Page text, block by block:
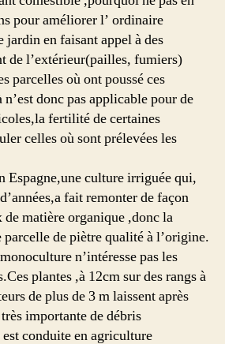
pour améliorer l’ ordinaire
en faisant appel à des
de l’extérieur(pailles, fumiers)
parcelles où ont poussé ces
donc pas applicable pour de
fertilité de certaines
celles où sont prélevées les
Espagne,une culture irriguée qui,
fait remonter de façon
matière organique ,donc la
de piètre qualité à l’origine.
n’intéresse pas les
plantes ,à 12cm sur des rangs à
de plus de 3 m laissent après
importante de débris
conduite en agriculture